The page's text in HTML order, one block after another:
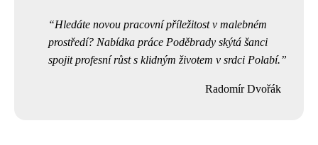
Hledáte novou pracovní příležitost v malebném
prostředí? Nabídka práce Poděbrady skýtá šanci
spojit profesní růst s klidným životem v srdci Polabí.
Radomír Dvořák